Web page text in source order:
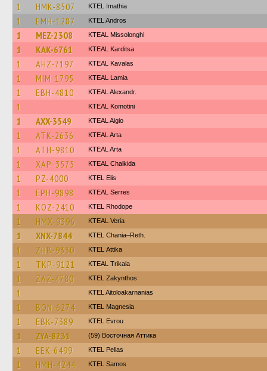
1 HMK-8507 KTEL Imathia
1 EMH-1287 KTEL Andros
1 MEZ-2308 KTEAL Missolonghi
1 KAK-6761 KTEAL Karditsa
1 AHZ-7197 KTEAL Kavalas
1 MIM-1795 KTEAL Lamia
1 EBH-4810 KTEAL Alexandr.
1 KTEAL Komotini
1 AXX-3549 KTEAL Aigio
1 ATK-2636 KTEAL Arta
1 ATH-9810 KTEAL Arta
1 XAP-3575 KTEAL Chalkida
1 PZ-4000 KTEL Elis
1 EPH-9898 KTEAL Serres
1 KOZ-2410 KTEL Rhodope
1 HMX-9396 KTEAL Veria
1 XNX-7844 KTEL Chania–Reth.
1 ZHB-9330 KΤΕL Αttika
1 TKP-9121 KTEAL Trikala
1 ZAZ-4780 KTEL Zakynthos
1 KTEL Aitoloakarnanias
1 BON-6274 ΚΤΕL Magnesia
1 EBK-7389 KTEL Evrou
1 ZYA-8231 (59) Восточная Аттика
1 EEK-6499 KTEL Pellas
1 HMH-4244 KTEL Samos